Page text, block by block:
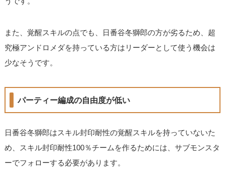
また、覚醒スキルの点でも、日番谷冬獅郎の方が劣るため、超
究極アンドロメダを持っている方はリーダーとして使う機会は
少なそうです。
パーティー編成の自由度が低い
日番谷冬獅郎はスキル封印耐性の覚醒スキルを持っていないた
め、スキル封印耐性100％チームを作るためには、サブモンスタ
ーでフォローする必要があります。